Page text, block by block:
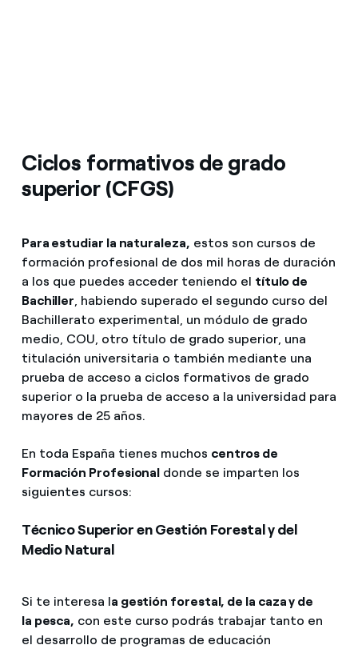
¿Gestionas varias comunidades de propietarios?
Blog
Estafas telefónicas
Ciclos formativos de grado
superior (CFGS)
Para estudiar la naturaleza, estos son cursos de
formación profesional de dos mil horas de duración
a los que puedes acceder teniendo el título de
Bachiller, habiendo superado el segundo curso del
Bachillerato experimental, un módulo de grado
medio, COU, otro título de grado superior, una
titulación universitaria o también mediante una
prueba de acceso a ciclos formativos de grado
superior o la prueba de acceso a la universidad para
mayores de 25 años.
En toda España tienes muchos centros de
Formación Profesional donde se imparten los
siguientes cursos:
Técnico Superior en Gestión Forestal y del
Medio Natural
Si te interesa la gestión forestal, de la caza y de
la pesca, con este curso podrás trabajar tanto en
el desarrollo de programas de educación